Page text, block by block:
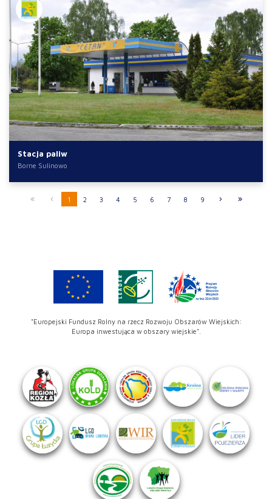
Stacja paliw
Borne Sulinowo
1 2 3 4 5 6 7 8 9
"Europejski Fundusz Rolny na rzecz Rozwoju Obszarów Wiejskich:
Europa inwestująca w obszary wiejskie".